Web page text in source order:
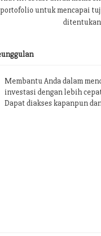
portofolio untuk mencapai
ditentukan
Membantu Anda dalam
investasi dengan lebih
Dapat diakses kapanpun